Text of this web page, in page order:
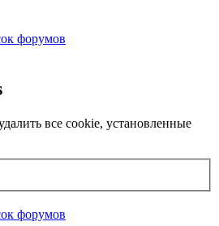
форумов
все cookie, установленные
форумов